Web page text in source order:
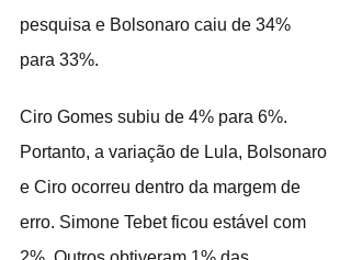
pesquisa e Bolsonaro caiu de 34%
para 33%.
Ciro Gomes subiu de 4% para 6%.
Portanto, a variação de Lula, Bolsonaro
e Ciro ocorreu dentro da margem de
erro. Simone Tebet ficou estável com